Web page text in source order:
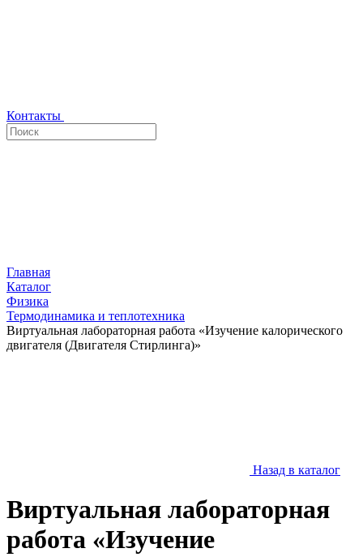
Контакты
Главная
Каталог
Физика
Термодинамика и теплотехника
Виртуальная лабораторная работа «Изучение калорического
двигателя (Двигателя Стирлинга)»
Назад в каталог
Виртуальная лабораторная
работа «Изучение